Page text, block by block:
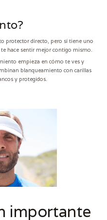
protector directo, pero sí tiene uno
hace sentir mejor contigo mismo.
empieza en cómo te ves y
blanqueamiento con carillas
y protegidos.
importante